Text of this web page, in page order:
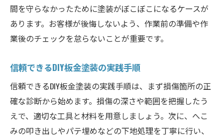
間を守らなかったために塗装がぼこぼこになるケースが
あります。お客様が後悔しないよう、作業前の準備や作
業後のチェックを怠らないことが重要です。
信頼できるDIY板金塗装の実践手順
信頼できるDIY板金塗装の実践手順は、まず損傷箇所の正
確な診断から始めます。損傷の深さや範囲を把握したう
えで、適切な工具と材料を用意しましょう。次に、へこ
みの叩き出しやパテ埋めなどの下地処理を丁寧に行い、